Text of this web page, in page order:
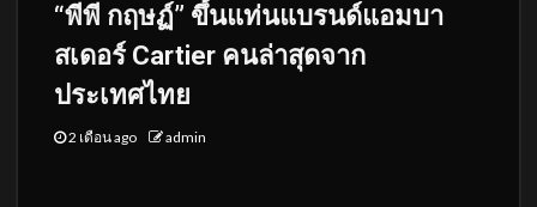
“พีพี กฤษฏ์” ขึ้นแท่นแบรนด์แอมบา
สเดอร์ Cartier คนล่าสุดจาก
ประเทศไทย
2 เดือน ago admin